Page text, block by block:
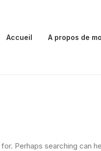
Accueil A propos de
Perhaps searching can